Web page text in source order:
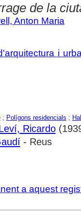
de la
Anton Maria
i
; Polígons residencials ;
Ricardo
- Reus
a aquest